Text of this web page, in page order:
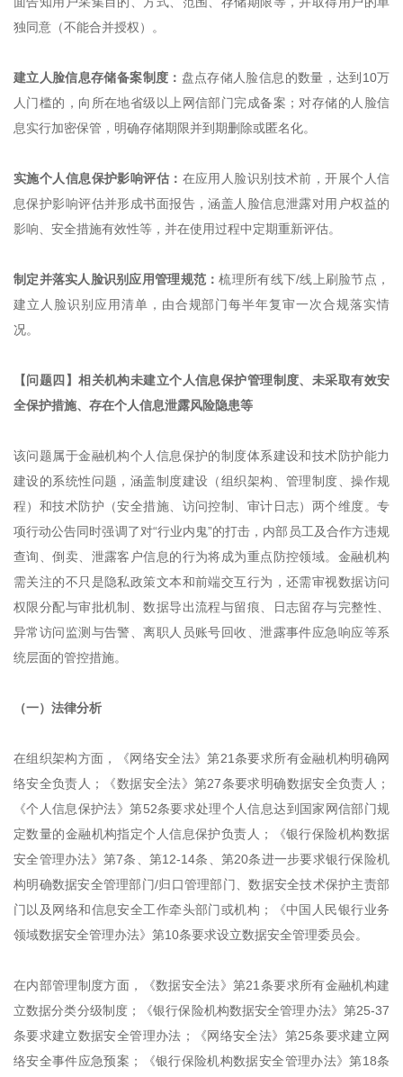
独同意（不能合并授权）。
建立人脸信息存储备案制度： 盘点存储人脸信息的数量，达到10万
人门槛的，向所在地省级以上网信部门完成备案；对存储的人脸信
息实行加密保管，明确存储期限并到期删除或匿名化。
实施个人信息保护影响评估： 在应用人脸识别技术前，开展个人信
息保护影响评估并形成书面报告，涵盖人脸信息泄露对用户权益的
影响、安全措施有效性等，并在使用过程中定期重新评估。
制定并落实人脸识别应用管理规范：梳理所有线下/线上刷脸节点，
建立人脸识别应用清单，由合规部门每半年复审一次合规落实情
况。
【问题四】相关机构未建立个人信息保护管理制度、未采取有效安
全保护措施、存在个人信息泄露风险隐患等
该问题属于金融机构个人信息保护的制度体系建设和技术防护能力
建设的系统性问题，涵盖制度建设（组织架构、管理制度、操作规
程）和技术防护（安全措施、访问控制、审计日志）两个维度。专
项行动公告同时强调了对“行业内鬼”的打击，内部员工及合作方违规
查询、倒卖、泄露客户信息的行为将成为重点防控领域。金融机构
需关注的不只是隐私政策文本和前端交互行为，还需审视数据访问
权限分配与审批机制、数据导出流程与留痕、日志留存与完整性、
异常访问监测与告警、离职人员账号回收、泄露事件应急响应等系
统层面的管控措施。
（一）法律分析
在组织架构方面，《网络安全法》第21条要求所有金融机构明确网
络安全负责人；《数据安全法》第27条要求明确数据安全负责人；
《个人信息保护法》第52条要求处理个人信息达到国家网信部门规
定数量的金融机构指定个人信息保护负责人；《银行保险机构数据
安全管理办法》第7条、第12-14条、第20条进一步要求银行保险机
构明确数据安全管理部门/归口管理部门、数据安全技术保护主责部
门以及网络和信息安全工作牵头部门或机构；《中国人民银行业务
领域数据安全管理办法》第10条要求设立数据安全管理委员会。
在内部管理制度方面，《数据安全法》第21条要求所有金融机构建
立数据分类分级制度；《银行保险机构数据安全管理办法》第25-37
条要求建立数据安全管理办法；《网络安全法》第25条要求建立网
络安全事件应急预案；《银行保险机构数据安全管理办法》第18条